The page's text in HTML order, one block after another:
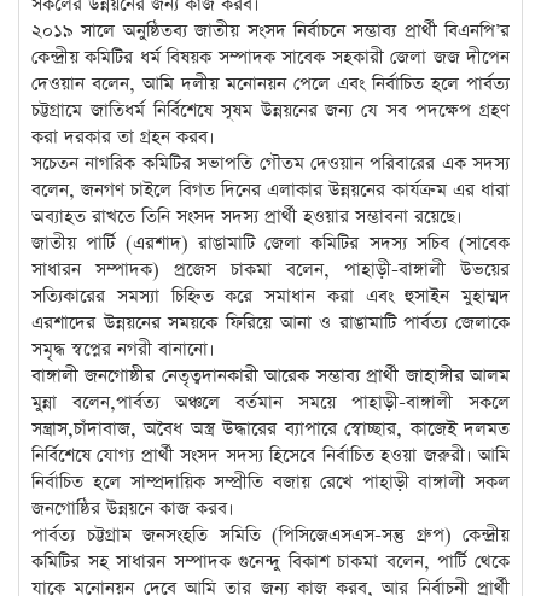
২০১৯ সালে অনুষ্ঠিতব্য জাতীয় সংসদ নির্বাচনে সম্ভাব্য প্রার্থী বিএনপি’র
কেন্দ্রীয় কমিটির ধর্ম বিষয়ক সম্পাদক সাবেক সহকারী জেলা জজ দীপেন
দেওয়ান বলেন, আমি দলীয় মনোনয়ন পেলে এবং নির্বাচিত হলে পার্বত্য
চট্টগ্রামে জাতিধর্ম নির্বিশেষে সূষম উন্নয়নের জন্য যে সব পদক্ষেপ গ্রহণ
করা দরকার তা গ্রহন করব।
সচেতন নাগরিক কমিটির সভাপতি গৌতম দেওয়ান পরিবারের এক সদস্য
বলেন, জনগণ চাইলে বিগত দিনের এলাকার উন্নয়নের কার্যক্রম এর ধারা
অব্যাহত রাখতে তিনি সংসদ সদস্য প্রার্থী হওয়ার সম্ভাবনা রয়েছে।
জাতীয় পার্টি (এরশাদ) রাঙামাটি জেলা কমিটির সদস্য সচিব (সাবেক
সাধারন সম্পাদক) প্রজেস চাকমা বলেন, পাহাড়ী-বাঙ্গালী উভয়ের
সত্যিকারের সমস্যা চিহ্নিত করে সমাধান করা এবং হুসাইন মুহাম্মদ
এরশাদের উন্নয়নের সময়কে ফিরিয়ে আনা ও রাঙামাটি পার্বত্য জেলাকে
সমৃদ্ধ স্বপ্নের নগরী বানানো।
বাঙ্গালী জনগোষ্ঠীর নেতৃত্বদানকারী আরেক সম্ভাব্য প্রার্থী জাহাঙ্গীর আলম
মুন্না বলেন,পার্বত্য অঞ্চলে বর্তমান সময়ে পাহাড়ী-বাঙ্গালী সকলে
সন্ত্রাস,চাঁদাবাজ, অবৈধ অস্ত্র উদ্ধারের ব্যাপারে স্বোচ্ছার, কাজেই দলমত
নির্বিশেষে যোগ্য প্রার্থী সংসদ সদস্য হিসেবে নির্বাচিত হওয়া জরুরী। আমি
নির্বাচিত হলে সাম্প্রদায়িক সম্প্রীতি বজায় রেখে পাহাড়ী বাঙ্গালী সকল
জনগোষ্ঠির উন্নয়নে কাজ করব।
পার্বত্য চট্টগ্রাম জনসংহতি সমিতি (পিসিজেএসএস-সন্তু গ্রুপ) কেন্দ্রীয়
কমিটির সহ সাধারন সম্পাদক গুনেন্দু বিকাশ চাকমা বলেন, পার্টি থেকে
যাকে মনোনয়ন দেবে আমি তার জন্য কাজ করব, আর নির্বাচনী প্রার্থী